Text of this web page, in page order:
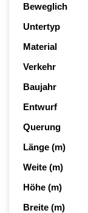
Beweglich
Untertyp
Material
Verkehr
Baujahr
Entwurf
Querung
Länge (m)
Weite (m)
Höhe (m)
Breite (m)